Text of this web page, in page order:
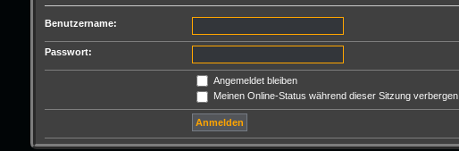
Benutzername:
Passwort:
Angemeldet bleiben
Meinen Online-Status während dieser Sitzung verbergen